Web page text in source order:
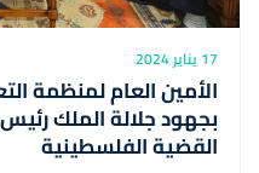
17 يناير 2024
الأمين العام لمنظمة
بجهود جلالة الملك
القضية الفلسطينية